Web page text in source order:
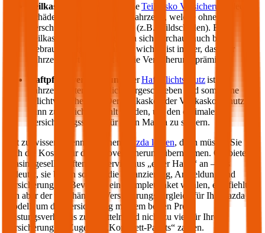
Teilkasko Versicherung:
dieTeilkasko Versicherung
Schäden an Ihrem eigenen Fahrzeug, welche ohne Ihr
Verschulden entstanden sind (z.B. Wildschäden). Eine
Teilkasko Versicherung kann sich durchaus auch bei
Gebrauchtwägen auszahlen: wichtig ist immer, dass der
Fahrzeugwert höher ist als die Versicherungsprämie.
Haftpflichtversicherung
: derHaftpflichtschutzist für
Fahrzeughalter gesetzlich vorgeschrieben und somit eine
Pflichtversicherung. Der Teilkasko oder Vollkasko Schutz
kann zusätzlich gewählt werden, um den optimalen
Versicherungsschutz für Ihren Mazda zu sichern.
Gut zu wissen: Wenn Sie einen
Mazda leasen, dann müssen Sie
auch die Kosten für die Autoversicherung übernehmen. Oft bieten
Leasinggesellschaften ein Service aus „einer Hand“ an – das
bedeutet, sie bieten sowohl die Finanzierung, Anmeldung und
Versicherung an. Bevor Sie ein Komplettpaket wählen, empfiehlt
sich aber der unabhängige Versicherungsvergleich für Ihr
Mazda
Modell, um die Versicherung mit dem besten Preis-
Leistungsverhältnis zu ermitteln und nicht zu viel für Ihre
Versicherung im Zuge des „Komplett-Pakets“ zahlen.